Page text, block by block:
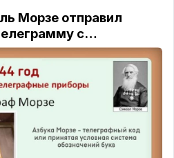
Морзе отправил
с…